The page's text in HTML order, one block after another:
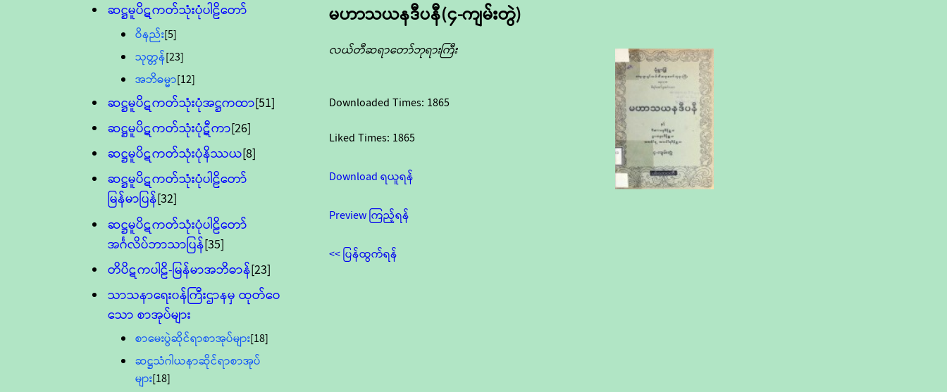
ဆဋ္ဌမူပိဋကတ်သုံးပုံပါဠိတော်
ဝိနည်း[5]
သုတ္တန်[23]
အဘိဓမ္မာ[12]
ဆဋ္ဌမူပိဋကတ်သုံးပုံအဋ္ဌကထာ[51]
ဆဋ္ဌမူပိဋကတ်သုံးပုံဋီကာ[26]
ဆဋ္ဌမူပိဋကတ်သုံးပုံနိဿယ[8]
ဆဋ္ဌမူပိဋကတ်သုံးပုံပါဠိတော်
မြန်မာပြန်[32]
ဆဋ္ဌမူပိဋကတ်သုံးပုံပါဠိတော်
အင်္ဂလိပ်ဘာသာပြန်[35]
တိပိဋကပါဠိ-မြန်မာအဘိဓာန်[23]
သာသနာရေး၀န်ကြီးဌာနမှ ထုတ်ဝေ
သော စာအုပ်များ
စာမေးပွဲဆိုင်ရာစာအုပ်များ[18]
ဆဋ္ဌသံဂါယနာဆိုင်ရာစာအုပ်
များ[18]
မဟာသယနဒီပနီ(၄-ကျမ်းတွဲ)
လယ်တီဆရာတော်ဘုရားကြီး
Downloaded Times: 1865
Liked Times: 1865
Download ရယူရန်
Preview ကြည့်ရန်
<< ပြန်ထွက်ရန်